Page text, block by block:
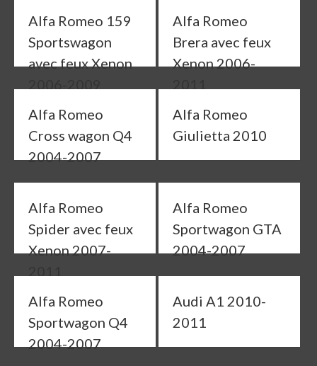
Alfa Romeo 159
Sportswagon
avec feux Xenon
Alfa Romeo
Brera avec feux
Xenon 2006-
Alfa Romeo
Cross wagon Q4
2004-2007
Alfa Romeo
Giulietta 2010
Alfa Romeo
Spider avec feux
Xenon 2007-
Alfa Romeo
Sportwagon GTA
2004-2007
Alfa Romeo
Sportwagon Q4
2004-2007
Audi A1 2010-
2011